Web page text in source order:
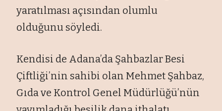
yaratılması açısından olumlu
olduğunu söyledi.
Kendisi de Adana’da Şahbazlar Besi
Çiftliği’nin sahibi olan Mehmet Şahbaz,
Gıda ve Kontrol Genel Müdürlüğü’nün